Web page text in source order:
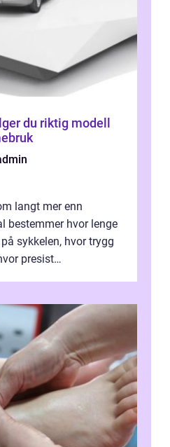
langt mer enn
bestemmer hvor lenge
sykkelen, hvor trygg
presist